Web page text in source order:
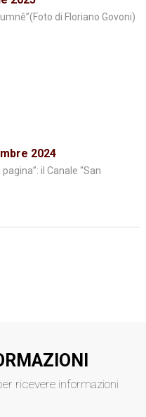
di Floriano Govoni)
2024
il Canale “San
ricevere informazioni